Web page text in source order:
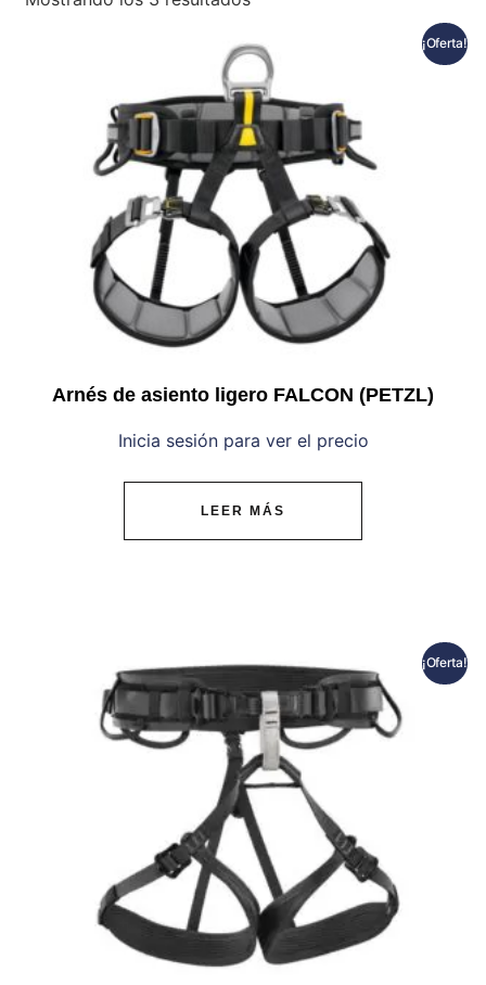
¡Oferta!
Arnés de asiento ligero FALCON (PETZL)
Inicia sesión para ver el precio
LEER MÁS
¡Oferta!